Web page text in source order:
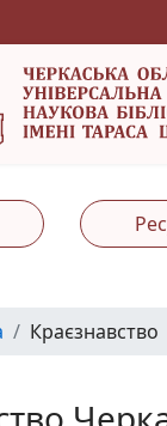
Краєзнавство